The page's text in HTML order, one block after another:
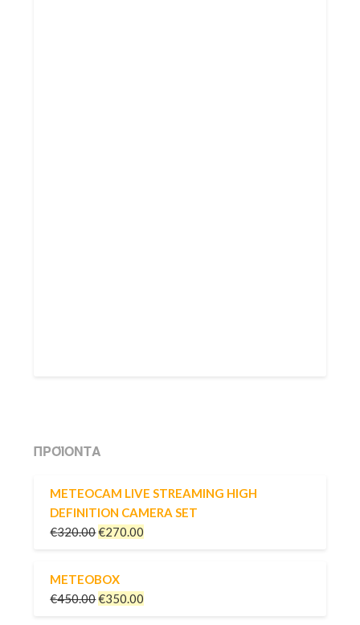
ΠΡΟΪΌΝΤΑ
METEOCAM LIVE STREAMING HIGH
DEFINITION CAMERA SET
€320.00€270.00
METEOBOX
€450.00€350.00